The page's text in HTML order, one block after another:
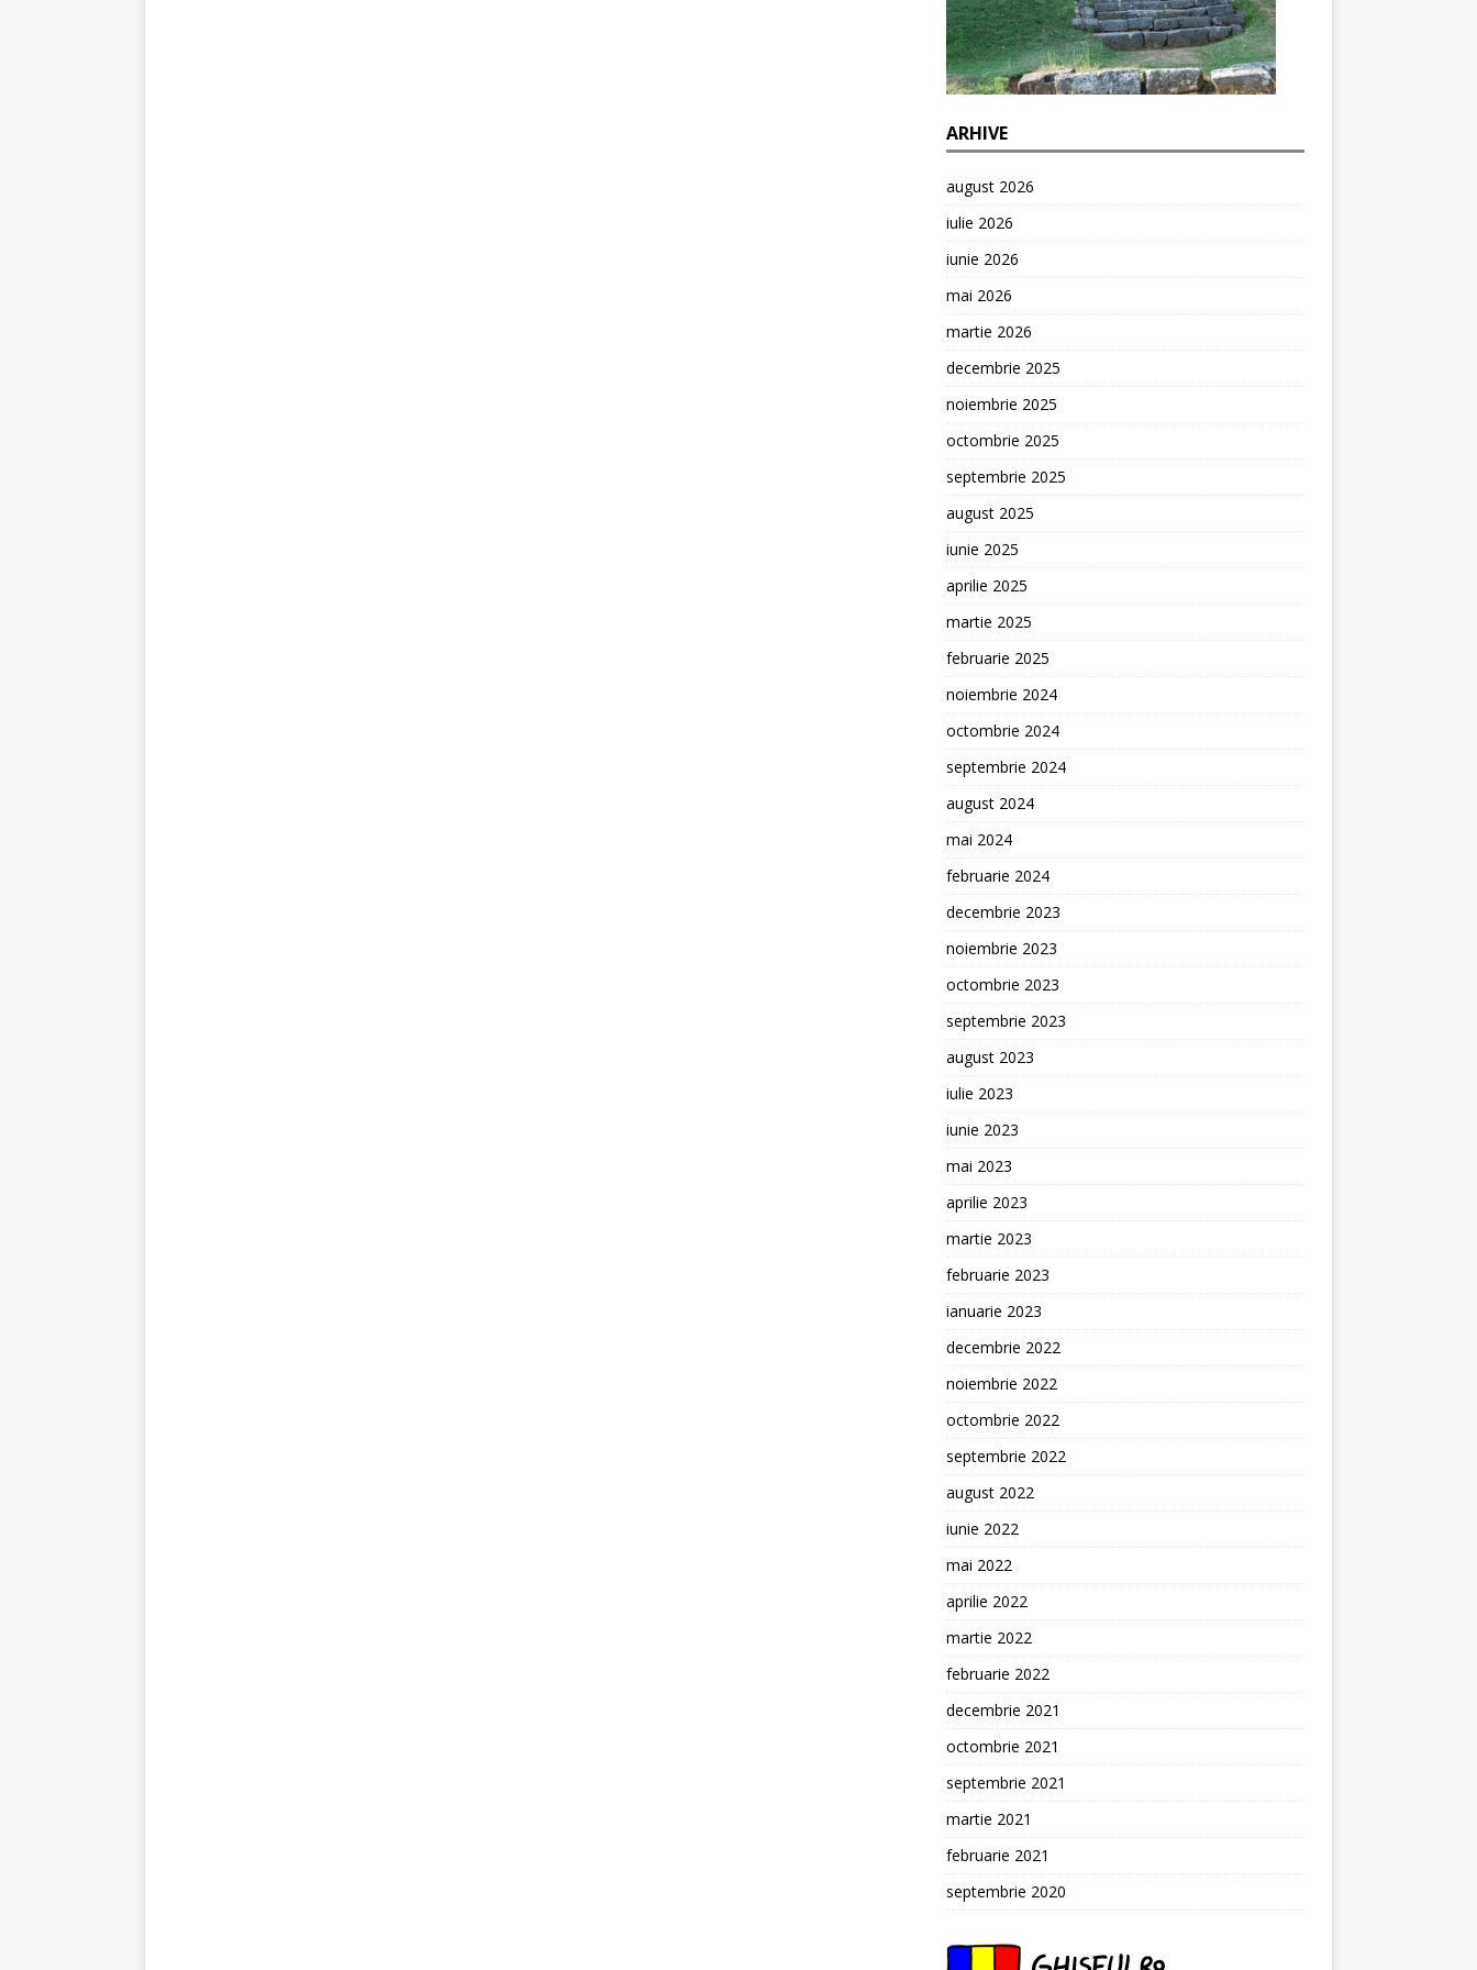
ARHIVE
august 2026
iulie 2026
iunie 2026
mai 2026
martie 2026
decembrie 2025
noiembrie 2025
octombrie 2025
septembrie 2025
august 2025
iunie 2025
aprilie 2025
martie 2025
februarie 2025
noiembrie 2024
octombrie 2024
septembrie 2024
august 2024
mai 2024
februarie 2024
decembrie 2023
noiembrie 2023
octombrie 2023
septembrie 2023
august 2023
iulie 2023
iunie 2023
mai 2023
aprilie 2023
martie 2023
februarie 2023
ianuarie 2023
decembrie 2022
noiembrie 2022
octombrie 2022
septembrie 2022
august 2022
iunie 2022
mai 2022
aprilie 2022
martie 2022
februarie 2022
decembrie 2021
octombrie 2021
septembrie 2021
martie 2021
februarie 2021
septembrie 2020